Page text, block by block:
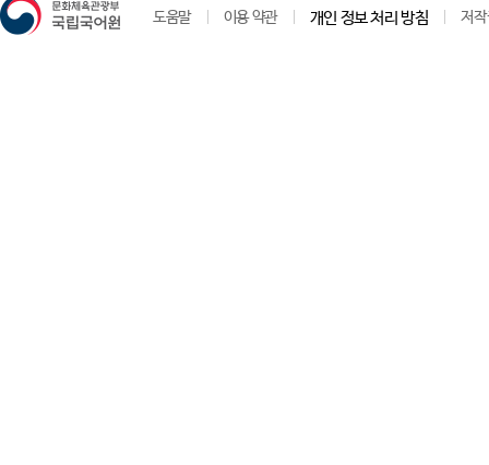
도움말 이용 약관 개인 정보 처리 방침 저